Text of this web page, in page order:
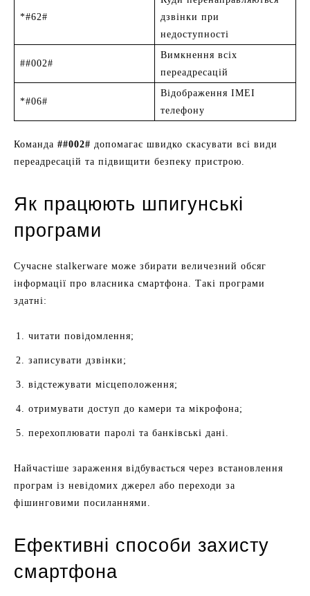
*#62#
дзвінки при
недоступності
##002#
Вимкнення всіх
переадресацій
*#06#
Відображення IMEI
телефону
Команда ##002# допомагає швидко скасувати всі види
переадресацій та підвищити безпеку пристрою.
Як працюють шпигунські
програми
Сучасне stalkerware може збирати величезний обсяг
інформації про власника смартфона. Такі програми
здатні:
читати повідомлення;
записувати дзвінки;
відстежувати місцеположення;
отримувати доступ до камери та мікрофона;
перехоплювати паролі та банківські дані.
Найчастіше зараження відбувається через встановлення
програм із невідомих джерел або переходи за
фішинговими посиланнями.
Ефективні способи захисту
смартфона